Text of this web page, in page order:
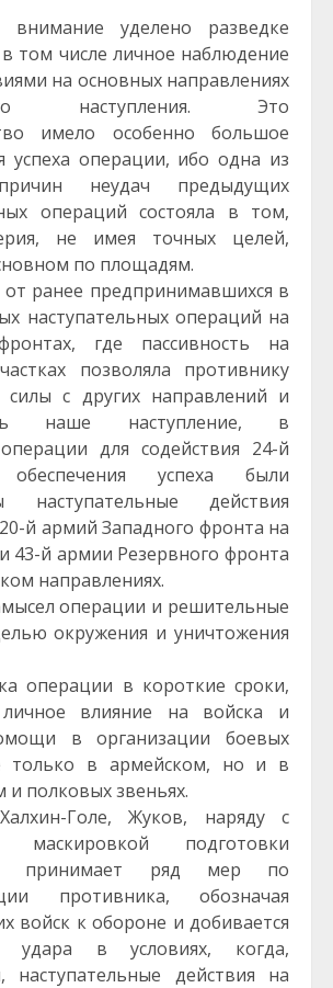
уделено разведке
том числе личное наблюдение
на основных направлениях
наступления. Это
имело особенно большое
успеха операции, ибо одна из
неудач предыдущих
операций состояла в том,
не имея точных целей,
по площадям.
ранее предпринимавшихся в
наступательных операций на
где пассивность на
позволяла противнику
силы с других направлений и
наше наступление, в
для содействия 24-й
успеха были
наступательные действия
й армий Западного фронта на
43-й армии Резервного фронта
направлениях.
операции и решительные
окружения и уничтожения
операции в короткие сроки,
личное влияние на войска и
в организации боевых
только в армейском, но и в
полковых звеньях.
Голе, Жуков, наряду с
маскировкой подготовки
принимает ряд мер по
противника, обозначая
войск к обороне и добивается
удара в условиях, когда,
наступательные действия на